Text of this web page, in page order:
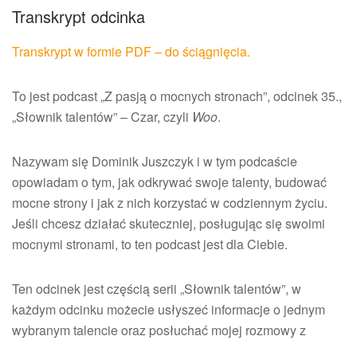
Transkrypt odcinka
Transkrypt w formie PDF – do ściągnięcia.
To jest podcast „Z pasją o mocnych stronach”, odcinek 35.,
„Słownik talentów” – Czar, czyli Woo.
Nazywam się Dominik Juszczyk i w tym podcaście
opowiadam o tym, jak odkrywać swoje talenty, budować
mocne strony i jak z nich korzystać w codziennym życiu.
Jeśli chcesz działać skuteczniej, posługując się swoimi
mocnymi stronami, to ten podcast jest dla Ciebie.
Ten odcinek jest częścią serii „Słownik talentów”, w
każdym odcinku możecie usłyszeć informacje o jednym
wybranym talencie oraz posłuchać mojej rozmowy z